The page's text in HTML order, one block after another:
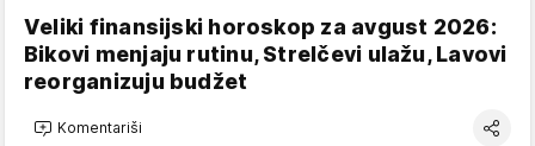
Veliki finansijski horoskop za avgust 2026:
Bikovi menjaju rutinu, Strelčevi ulažu, Lavovi
reorganizuju budžet
Komentariši